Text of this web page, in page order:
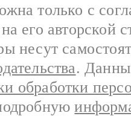
только с
его авторской
несут
.
обработки